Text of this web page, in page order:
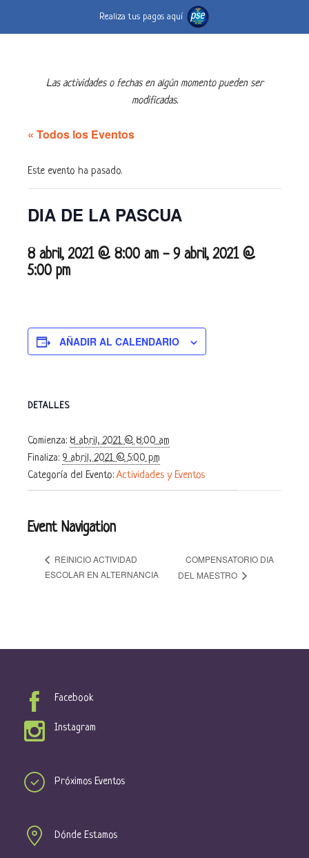
Realiza tus pagos aquí
Las actividades o fechas en algún momento pueden ser
modificadas.
« Todos los Eventos
Este evento ha pasado.
DIA DE LA PASCUA
8 abril, 2021 @ 8:00 am - 9 abril, 2021 @
5:00 pm
AÑADIR AL CALENDARIO
DETALLES
Comienza: 8 abril, 2021 @ 8:00 am
Finaliza: 9 abril, 2021 @ 5:00 pm
Categoría del Evento: Actividades y Eventos
Event Navigation
REINICIO ACTIVIDAD
ESCOLAR EN ALTERNANCIA
COMPENSATORIO DIA
DEL MAESTRO
Facebook
Instagram
Próximos Eventos
Dónde Estamos